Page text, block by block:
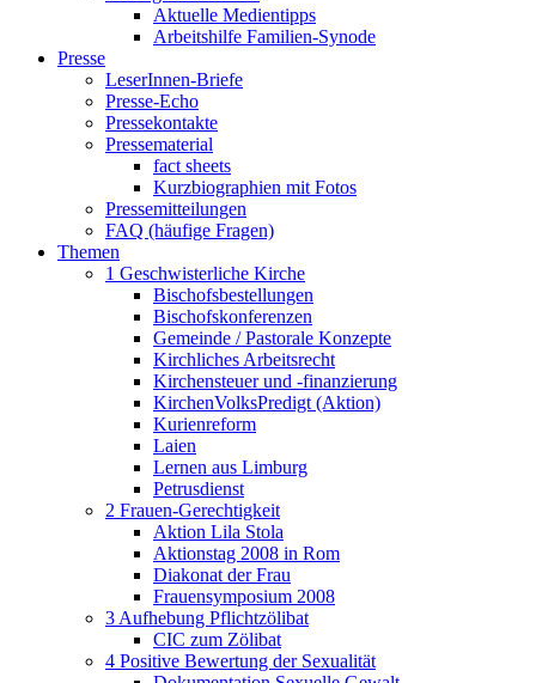
Aktuelle Medientipps
Arbeitshilfe Familien-Synode
Presse
LeserInnen-Briefe
Presse-Echo
Pressekontakte
Pressematerial
fact sheets
Kurzbiographien mit Fotos
Pressemitteilungen
FAQ (häufige Fragen)
Themen
1 Geschwisterliche Kirche
Bischofsbestellungen
Bischofskonferenzen
Gemeinde / Pastorale Konzepte
Kirchliches Arbeitsrecht
Kirchensteuer und -finanzierung
KirchenVolksPredigt (Aktion)
Kurienreform
Laien
Lernen aus Limburg
Petrusdienst
2 Frauen-Gerechtigkeit
Aktion Lila Stola
Aktionstag 2008 in Rom
Diakonat der Frau
Frauensymposium 2008
3 Aufhebung Pflichtzölibat
CIC zum Zölibat
4 Positive Bewertung der Sexualität